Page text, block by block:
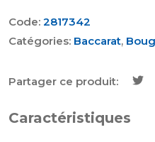
Code: 2817342
Catégories: Baccarat,
Partager ce produit:
Caractéristiques